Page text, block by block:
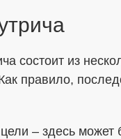
состоит из
правило,
– здесь может